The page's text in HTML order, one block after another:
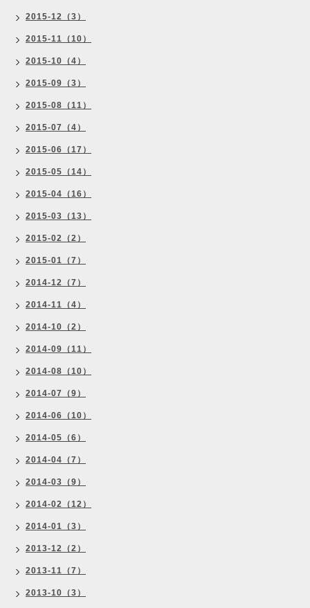
2015-12（3）
2015-11（10）
2015-10（4）
2015-09（3）
2015-08（11）
2015-07（4）
2015-06（17）
2015-05（14）
2015-04（16）
2015-03（13）
2015-02（2）
2015-01（7）
2014-12（7）
2014-11（4）
2014-10（2）
2014-09（11）
2014-08（10）
2014-07（9）
2014-06（10）
2014-05（6）
2014-04（7）
2014-03（9）
2014-02（12）
2014-01（3）
2013-12（2）
2013-11（7）
2013-10（3）